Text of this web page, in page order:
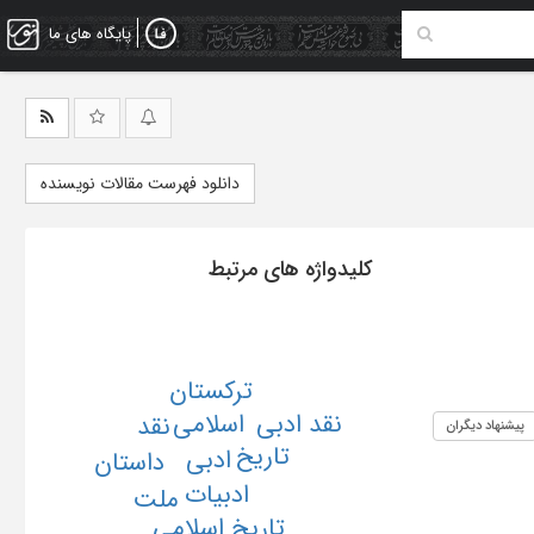
پایگاه های ما
دانلود فهرست مقالات نویسنده
پیشنهاد دیگران
کلیدواژه های مرتبط
ادبی
ادبیات
اسلامی
تاریخ
ترکستان
داستان
ملت
نقد نقد ادبی